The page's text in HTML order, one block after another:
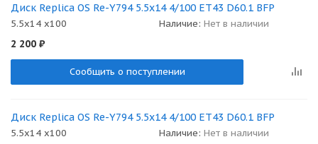
Диск Replica OS Re-Y794 5.5x14 4/100 ET43 D60.1 BFP
5.5x14 x100 Наличие: Нет в наличии
2 200 ₽
Сообщить о поступлении
Диск Replica OS Re-Y794 5.5x14 4/100 ET43 D60.1 BFP
5.5x14 x100 Наличие: Нет в наличии